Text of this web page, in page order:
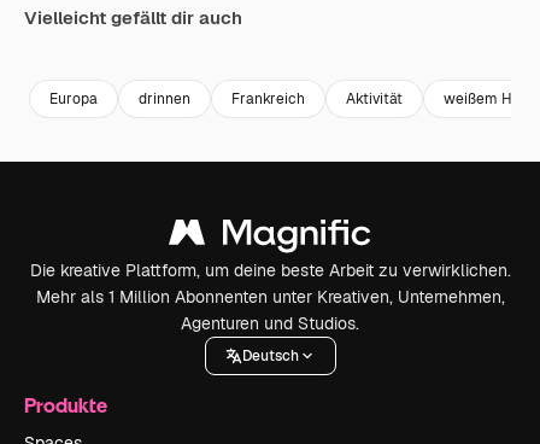
Vielleicht gefällt dir auch
Europa drinnen Frankreich Aktivität weißem
Die kreative Plattform, um deine beste Arbeit zu verwirklichen.
Mehr als 1 Million Abonnenten unter Kreativen, Unternehmen,
Agenturen und Studios.
Deutsch
Produkte